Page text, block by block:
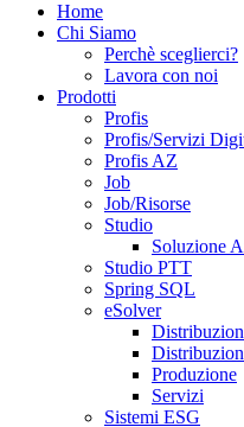
Home
Chi Siamo
Perchè sceglierci?
Lavora con noi
Prodotti
Profis
Profis/Servizi
Profis AZ
Job
Job/Risorse
Studio
Soluzione
Studio PTT
Spring SQL
eSolver
Produzione
Servizi
Sistemi ESG